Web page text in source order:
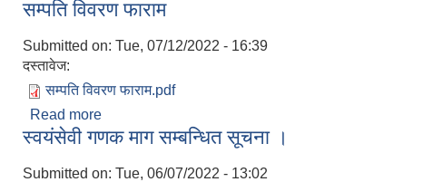
सम्पति विवरण फाराम
Submitted on: Tue, 07/12/2022 - 16:39
दस्तावेज:
सम्पति विवरण फाराम.pdf
Read more
स्वयंसेवी गणक माग सम्बन्धित सूचना ।
Submitted on: Tue, 06/07/2022 - 13:02